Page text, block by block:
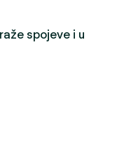
spojeve i u